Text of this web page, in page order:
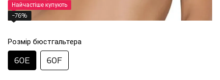
Найчастіше купують
−76%
Розмір бюстгальтера
60E 60F